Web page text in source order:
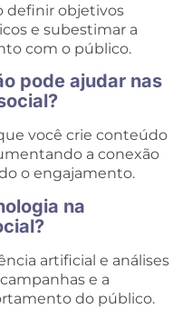
definir objetivos
e subestimar a
com o público.
pode ajudar nas
você crie conteúdo
a conexão
o engajamento.
na
artificial e análises
e a
do público.